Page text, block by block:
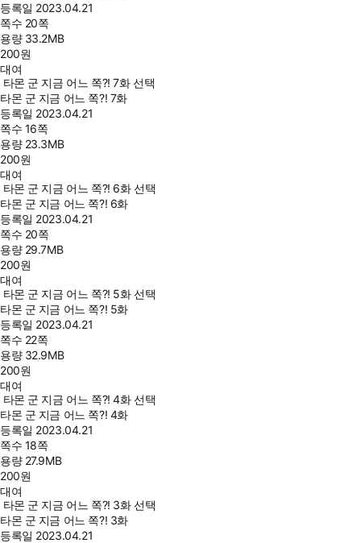
등록일 2023.04.21
쪽수 20쪽
용량 33.2MB
200원
대여
타몬 군 지금 어느 쪽?! 7화 선택
타몬 군 지금 어느 쪽?! 7화
등록일 2023.04.21
쪽수 16쪽
용량 23.3MB
200원
대여
타몬 군 지금 어느 쪽?! 6화 선택
타몬 군 지금 어느 쪽?! 6화
등록일 2023.04.21
쪽수 20쪽
용량 29.7MB
200원
대여
타몬 군 지금 어느 쪽?! 5화 선택
타몬 군 지금 어느 쪽?! 5화
등록일 2023.04.21
쪽수 22쪽
용량 32.9MB
200원
대여
타몬 군 지금 어느 쪽?! 4화 선택
타몬 군 지금 어느 쪽?! 4화
등록일 2023.04.21
쪽수 18쪽
용량 27.9MB
200원
대여
타몬 군 지금 어느 쪽?! 3화 선택
타몬 군 지금 어느 쪽?! 3화
등록일 2023.04.21